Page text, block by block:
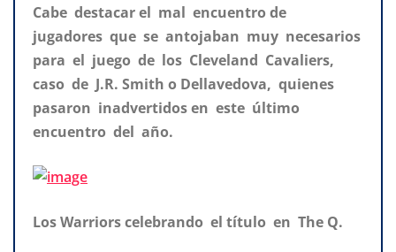
Cabe destacar el mal encuentro de
jugadores que se antojaban muy necesarios
para el juego de los Cleveland Cavaliers,
caso de J.R. Smith o Dellavedova, quienes
pasaron inadvertidos en este último
encuentro del año.
Los Warriors celebrando el título en The Q.